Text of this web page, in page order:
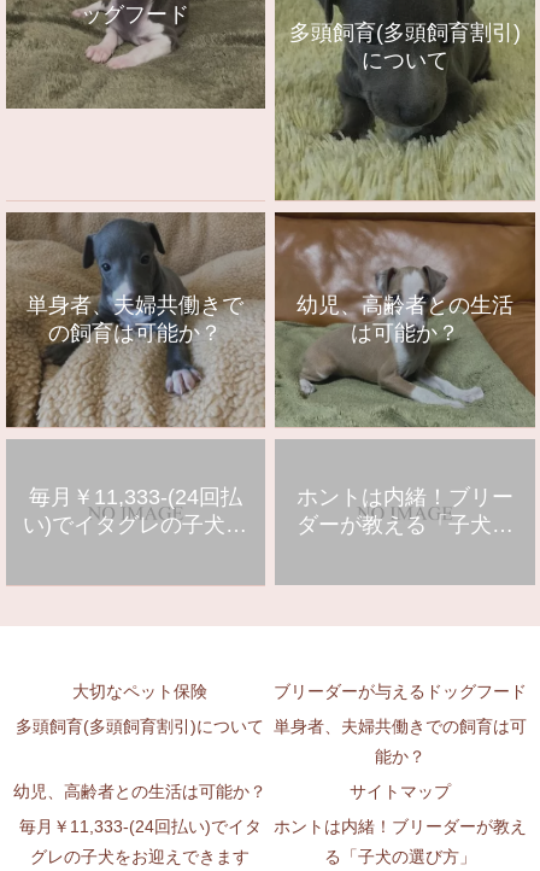
ッグフード
多頭飼育(多頭飼育割引)
について
単身者、夫婦共働きで
の飼育は可能か？
幼児、高齢者との生活
は可能か？
毎月￥11,333-(24回払
い)でイタグレの子犬を
ホントは内緒！ブリー
ダーが教える「子犬の
大切なペット保険
ブリーダーが与えるドッグフード
多頭飼育(多頭飼育割引)について 単身者、夫婦共働きでの飼育は可
能か？
幼児、高齢者との生活は可能か？
サイトマップ
毎月￥11,333-(24回払い)でイタ
グレの子犬をお迎えできます
ホントは内緒！ブリーダーが教え
る「子犬の選び方」